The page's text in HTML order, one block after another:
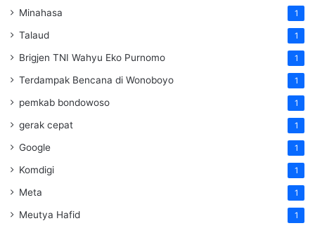
Minahasa 1
Talaud 1
Brigjen TNI Wahyu Eko Purnomo 1
Terdampak Bencana di Wonoboyo 1
pemkab bondowoso 1
gerak cepat 1
Google 1
Komdigi 1
Meta 1
Meutya Hafid 1